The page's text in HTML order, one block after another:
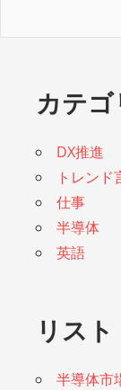
カテゴ
DX推進
トレンド
仕事
半導体
英語
リスト
半導体市